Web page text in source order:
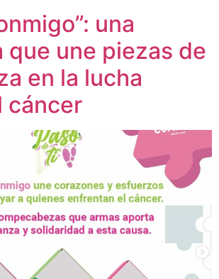
una
que une piezas de
en la lucha
cáncer